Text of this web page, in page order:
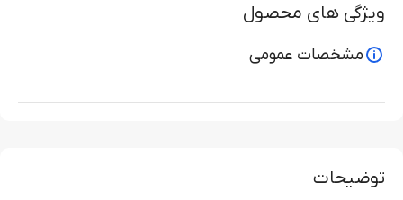
توضیحات
ویژگی های محصول
مشخصات عمومی